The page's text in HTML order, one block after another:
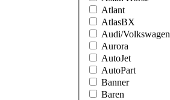
Atlant
AtlasBX
Audi/Volkswagen
Aurora
AutoJet
AutoPart
Banner
Baren